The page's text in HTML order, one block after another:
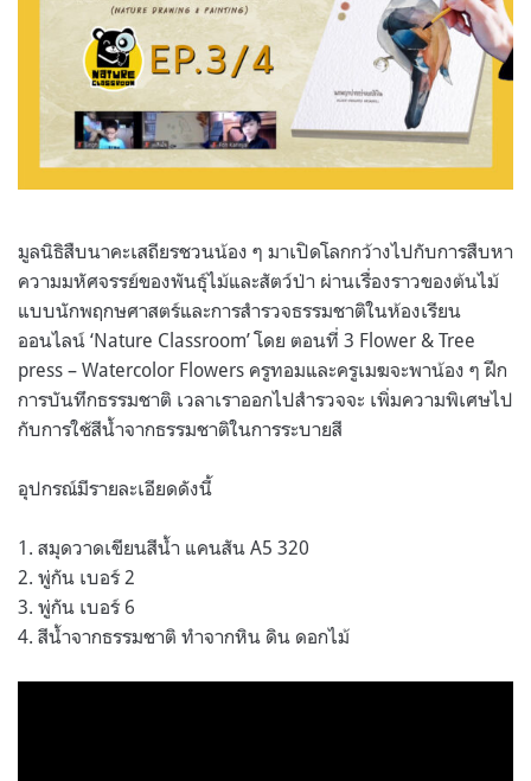
มูลนิธิสืบนาคะเสถียรชวนน้อง ๆ มาเปิดโลกกว้างไปกับการสืบหา
ความมหัศจรรย์ของพันธุ์ไม้และสัตว์ป่า ผ่านเรื่องราวของต้นไม้
แบบนักพฤกษศาสตร์และการสำรวจธรรมชาติในห้องเรียน
ออนไลน์ ‘Nature Classroom’ โดย ตอนที่ 3 Flower & Tree
press – Watercolor Flowers ครูทอมและครูเมฆจะพาน้อง ๆ ฝึก
การบันทึกธรรมชาติ เวลาเราออกไปสำรวจจะ เพิ่มความพิเศษไป
กับการใช้สีน้ำจากธรรมชาติในการระบายสี
อุปกรณ์มีรายละเอียดดังนี้
1. สมุดวาดเขียนสีน้ำ แคนสัน A5 320
2. พู่กัน เบอร์ 2
3. พู่กัน เบอร์ 6
4. สีน้ำจากธรรมชาติ ทำจากหิน ดิน ดอกไม้